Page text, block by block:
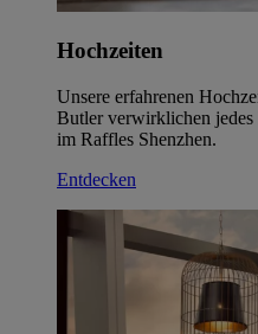
Hochzeiten
Unsere erfahrenen
Butler verwirklichen
im Raffles Shenzhen.
Entdecken